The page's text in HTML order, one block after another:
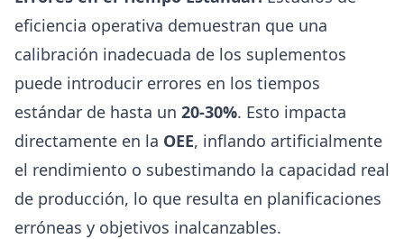
eficiencia operativa demuestran que una
calibración inadecuada de los suplementos
puede introducir errores en los tiempos
estándar de hasta un 20-30%. Esto impacta
directamente en la OEE, inflando artificialmente
el rendimiento o subestimando la capacidad real
de producción, lo que resulta en planificaciones
erróneas y objetivos inalcanzables.